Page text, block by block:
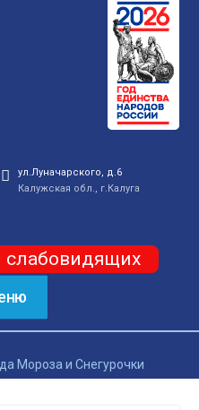
ул.Луначарского, д.6
Калужская обл., г.Калуга
слабовидящих
Мороза и Снегурочки